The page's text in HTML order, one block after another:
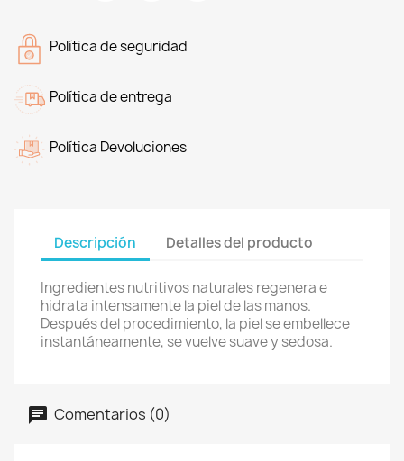
Política de seguridad
Política de entrega
Política Devoluciones
Descripción Detalles del producto
Ingredientes nutritivos naturales regenera e
hidrata intensamente la piel de las manos.
Después del procedimiento, la piel se embellece
instantáneamente, se vuelve suave y sedosa.
Comentarios (0)